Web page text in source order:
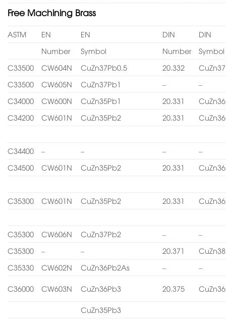
Free Machining Brass
ASTM EN EN DIN
DIN
Number
Symbol Number
Symbol
C33500
CW604N CuZn37Pb0.5 20.332
C33500
CW605N CuZn37Pb1 –
–
C34000
CW600N CuZn35Pb1 20.331
C34200
CW601N CuZn35Pb2 20.331
C34400 – – –
–
C34500
CW601N CuZn35Pb2 20.331
C35300 CW601N CuZn35Pb2 20.331
C35300 CW606N CuZn37Pb2 –
–
C35300
– – 20.371
C35330
CW602N CuZn36Pb2As – –
C36000 CW603N CuZn36Pb3 20.375
CuZn35Pb3